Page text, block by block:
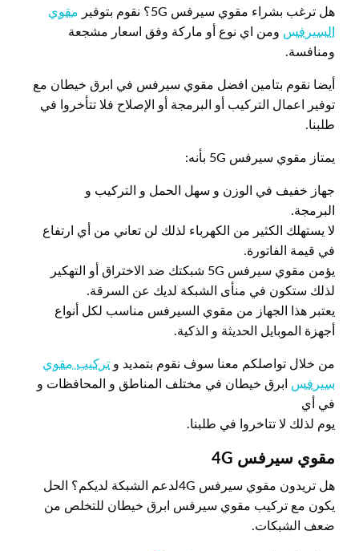
هل ترغب بشراء مقوي سيرفس 5G؟ نقوم بتوفير
مقوي
السيرفس ومن اي نوع أو ماركة وفق اسعار مشجعة
ومنافسة.
أيضا نقوم بتامين افضل مقوي سيرفس في ابرق خيطان مع
توفير اعمال التركيب أو البرمجة أو الإصلاح فلا تتأخروا في
طلبنا.
يمتاز مقوي سيرفس 5G بأنه:
جهاز خفيف في الوزن و سهل الحمل و التركيب و
البرمجة.
لا يستهلك الكثير من الكهرباء لذلك لن تعاني من أي ارتفاع
في قيمة الفاتورة.
يؤمن مقوي سيرفس 5G شبكتك ضد الاختراق أو التهكير
لذلك ستكون في منأى الشبكة لديك عن السرقة.
يعتبر هذا الجهاز من مقوي السيرفس مناسب لكل أنواع
أجهزة الموبايل الحديثة و الذكية.
من خلال تواصلكم معنا سوف نقوم بتمديد و تركيب مقوي
سيرفس ابرق خيطان في مختلف المناطق و المحافظات و
في أي
يوم لذلك لا تتاخروا في طلبنا.
مقوي سيرفس 4 G
هل تريدون مقوي سيرفس 4Gلدعم الشبكة لديكم؟ الحل
يكون مع تركيب مقوي سيرفس ابرق خيطان للتخلص من
ضعف الشبكات.